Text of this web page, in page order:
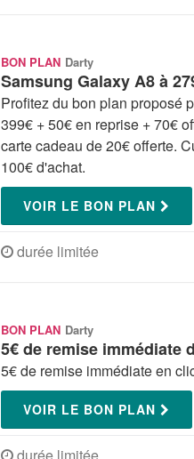
BON PLAN Darty
Samsung Galaxy A8 à
Profitez du bon plan proposé
399€ + 50€ en reprise + 70€
carte cadeau de 20€ offerte.
100€ d'achat.
VOIR LE BON PLAN
durée limitée
BON PLAN Darty
5€ de remise immédiate
5€ de remise immédiate en
VOIR LE BON PLAN